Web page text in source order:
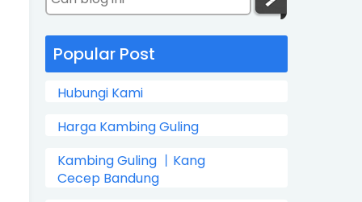
Popular Post
Hubungi Kami
Harga Kambing Guling
Kambing Guling 丨Kang
Cecep Bandung